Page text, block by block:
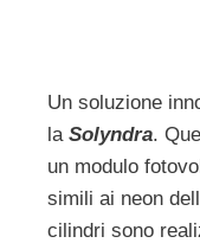
Un soluzione
la Solyndra.
un modulo
simili ai neon
cilindri sono